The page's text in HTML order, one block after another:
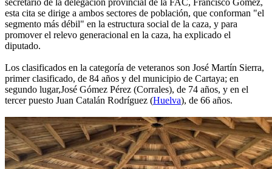
secretario de la delegación provincial de la FAC, Francisco Gómez,
esta cita se dirige a ambos sectores de población, que conforman "el
segmento más débil" en la estructura social de la caza, y para
promover el relevo generacional en la caza, ha explicado el
diputado.
Los clasificados en la categoría de veteranos son José Martín Sierra,
primer clasificado, de 84 años y del municipio de Cartaya; en
segundo lugar,José Gómez Pérez (Corrales), de 74 años, y en el
tercer puesto Juan Catalán Rodríguez (Huelva), de 66 años.